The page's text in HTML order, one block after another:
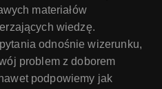
materiałów
wiedzę.
odnośnie wizerunku,
problem z doborem
podpowiemy jak